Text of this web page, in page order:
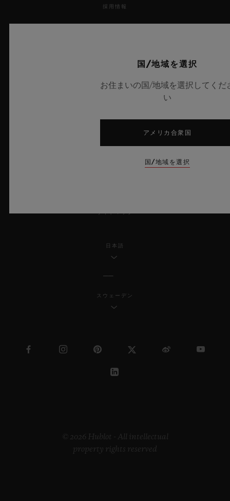
採用情報
法的通知と利用規約
日本語
スウェーデン
© 2026 Hublot - All intellectual
property rights reserved
国/地域を選択
お住まいの国/地域を選択してくだ
い
アメリカ合衆国
国/地域を選択